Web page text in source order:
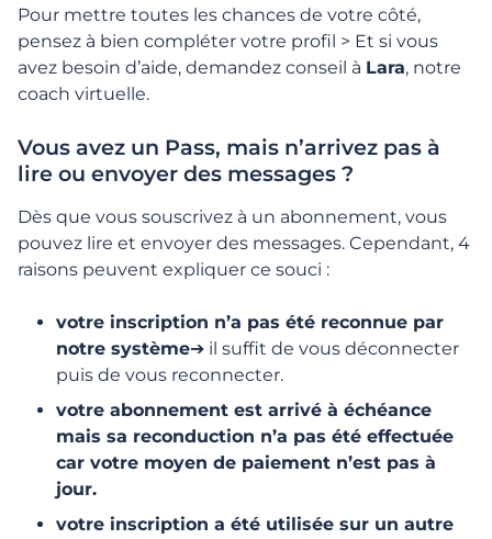
Recherches et suggestions
Messages et Interactions
Comment passer un appel vidéo ?
Qu'est-ce que le Contact Filter et comment
ça marche ?
membre ?
J'ai un Pass, mais je ne peux ni lire ni écrire
de message. Pourquoi ?
Les messages, comment ça fonctionne ?
Fin du Live Speed Dating
Pour mettre toutes les chances de votre côté,
pensez à bien compléter votre profil > Et si vous
avez besoin d’aide, demandez conseil à Lara, notre
coach virtuelle.
Vous avez un Pass, mais n’arrivez pas à
lire ou envoyer des messages ?
Dès que vous souscrivez à un abonnement, vous
pouvez lire et envoyer des messages. Cependant, 4
raisons peuvent expliquer ce souci :
votre inscription n’a pas été reconnue par
notre système➔ il suffit de vous déconnecter
puis de vous reconnecter.
votre abonnement est arrivé à échéance
mais sa reconduction n’a pas été effectuée
car votre moyen de paiement n’est pas à
jour.
votre inscription a été utilisée sur un autre